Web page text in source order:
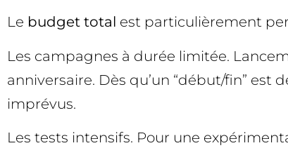
Le budget total est particulièrement
Les campagnes à durée limitée.
anniversaire. Dès qu’un “début/fin” est
imprévus.
Les tests intensifs. Pour une